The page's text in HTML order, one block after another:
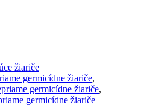
žiariče
germicídne žiariče,
germicídne žiariče,
germicídne žiariče